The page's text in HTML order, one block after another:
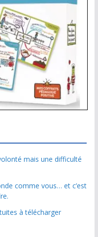
mais une difficulté
comme vous… et c’est
à télécharger